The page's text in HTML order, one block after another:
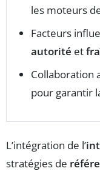
les moteurs
Facteurs
autorité et
Collaboration
pour garantir
L’intégration de l’
stratégies de